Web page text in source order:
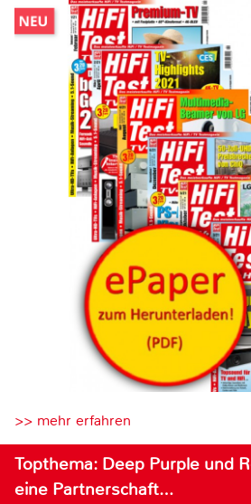
>> mehr erfahren
Topthema: Deep Purple und
eine Partnerschaft…